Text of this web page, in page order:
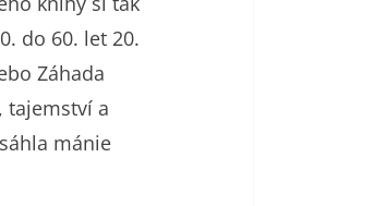
do 60. let 20.
Záhada
tajemství a
mánie